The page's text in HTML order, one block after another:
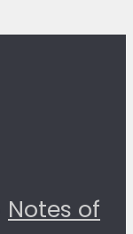
Notes of